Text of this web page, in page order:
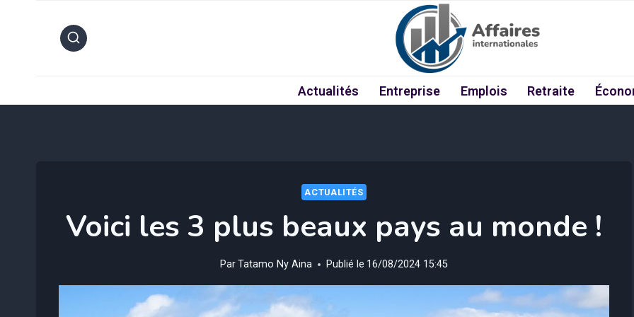
Actualités Entreprise Emplois Retraite
ACTUALITÉS
Voici les 3 plus beaux pays au monde !
ParTatamo Ny Aina Publié le 16/08/2024 15:45